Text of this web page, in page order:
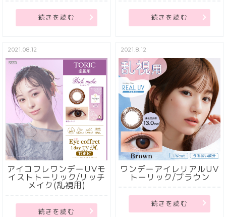
続きを読む 続きを読む
2021.08.12
アイコフレワンデーUVモ
イストトーリック/リッチ
メイク(乱視用)
続きを読む
2021.8.12
ワンデーアイレリアルUV
トーリック/ブラウン
続きを読む